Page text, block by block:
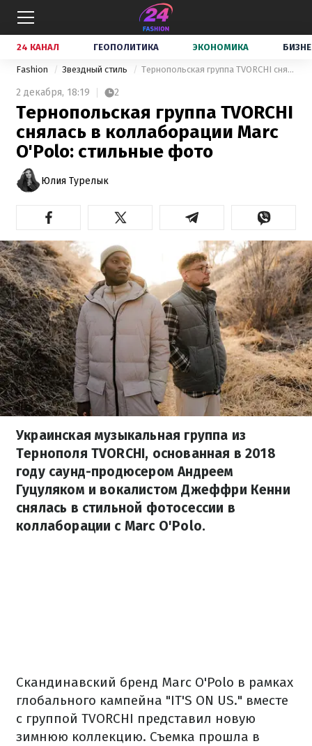
24 КАНАЛ ГЕОПОЛИТИКА ЭКОНОМИКА
Fashion Звездный стиль Тернопольская группа TVORCHI снялась в коллаборации Marc O'Polo: стильные фото
2 декабря, 18:19 2
Тернопольская группа TVORCHI
снялась в коллаборации Marc
O'Polo: стильные фото
Юлия Турелык
Украинская музыкальная группа из
Тернополя TVORCHI, основанная в 2018
году саунд-продюсером Андреем
Гуцуляком и вокалистом Джеффри Кенни
снялась в стильной фотосессии в
коллаборации с Marc O'Polo.
Скандинавский бренд Marc O'Polo в рамках
глобального кампейна "IT'S ON US." вместе
с группой TVORCHI представил новую
зимнюю коллекцию. Съемка прошла в